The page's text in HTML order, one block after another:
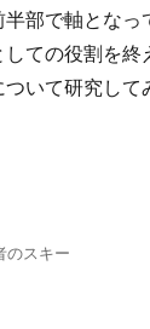
部で軸となっ
ての役割を終
いて研究して
のスキー